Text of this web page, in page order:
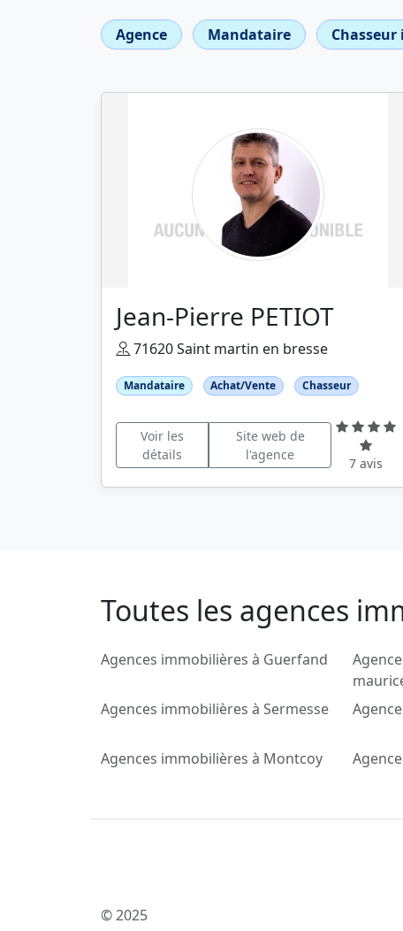
Agence Mandataire
Jean-Pierre PETIOT
71620 Saint martin en bresse
Mandataire Achat/Vente Chasseur
Voir les
détails
Site web de
l'agence
7 avis
Toutes les agences
Agences immobilières à Guerfand
Agences immobilières à Sermesse
Agences immobilières à Montcoy
© 2025